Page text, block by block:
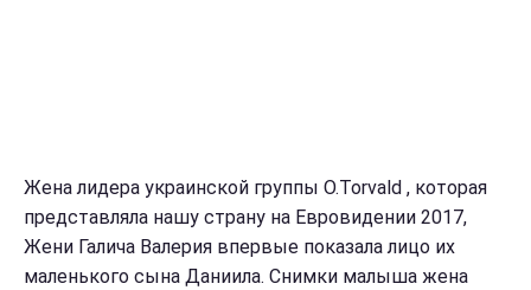
Жена лидера украинской группы O.Torvald , которая
представляла нашу страну на Евровидении 2017,
Жени Галича Валерия впервые показала лицо их
маленького сына Даниила. Снимки малыша жена